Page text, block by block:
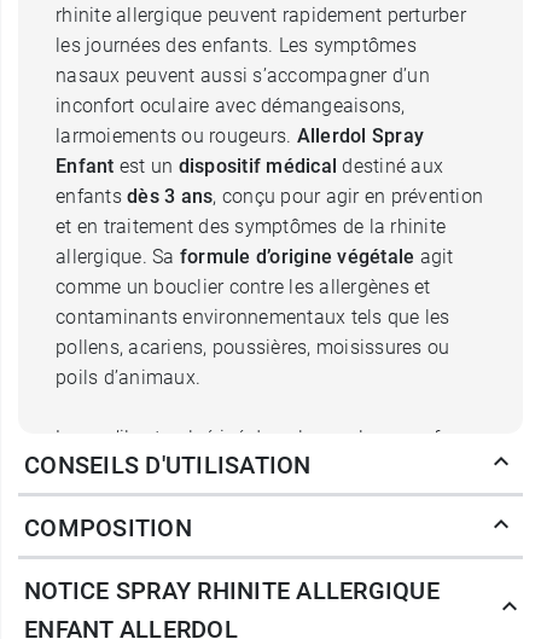
rhinite allergique peuvent rapidement perturber
les journées des enfants. Les symptômes
nasaux peuvent aussi s’accompagner d’un
inconfort oculaire avec démangeaisons,
larmoiements ou rougeurs. Allerdol Spray
Enfant est un dispositif médicaldestiné aux
enfants dès 3 ans, conçu pour agir en prévention
et en traitement des symptômes de la rhinite
allergique. Sa formule d’origine végétale agit
comme un bouclier contre les allergènes et
contaminants environnementaux tels que les
pollens, acariens, poussières, moisissures ou
poils d’animaux.
Lorsqu’il est pulvérisé dans le nez, le spray forme
unfilm barrière osmotique, absorbant et
résistant sur la muqueuse nasale. Ce film
protecteur agit instantanément comme une
barrière mécanique contre les éléments
responsables de l’irritation nasale.
CONSEILS D'UTILISATION
COMPOSITION
NOTICE SPRAY RHINITE ALLERGIQUE
ENFANT ALLERDOL